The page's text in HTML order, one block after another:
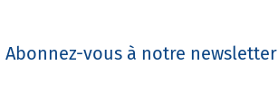
Abonnez-vous à notre newsletter